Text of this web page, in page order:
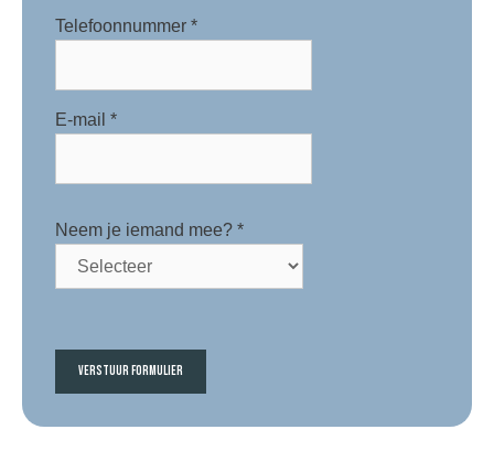
Telefoonnummer *
E-mail *
Neem je iemand mee? *